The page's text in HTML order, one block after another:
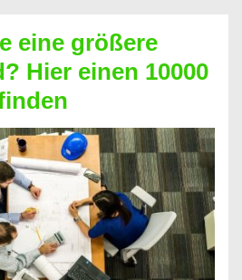
eine größere
Hier einen 10000